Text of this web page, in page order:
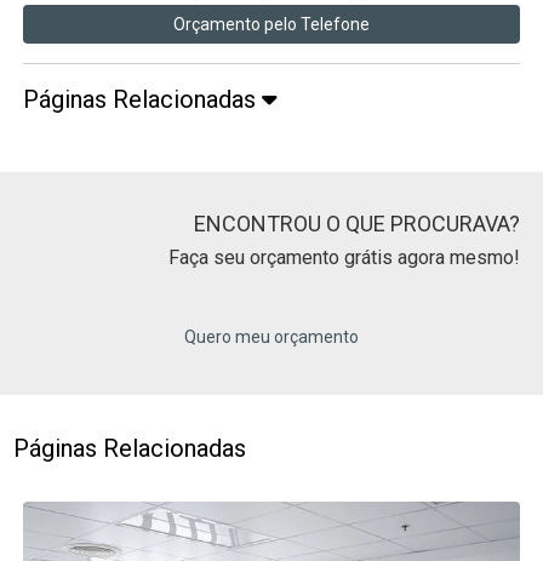
Orçamento pelo Telefone
Páginas Relacionadas
ENCONTROU O QUE PROCURAVA?
Faça seu orçamento grátis agora mesmo!
Quero meu orçamento
Páginas Relacionadas